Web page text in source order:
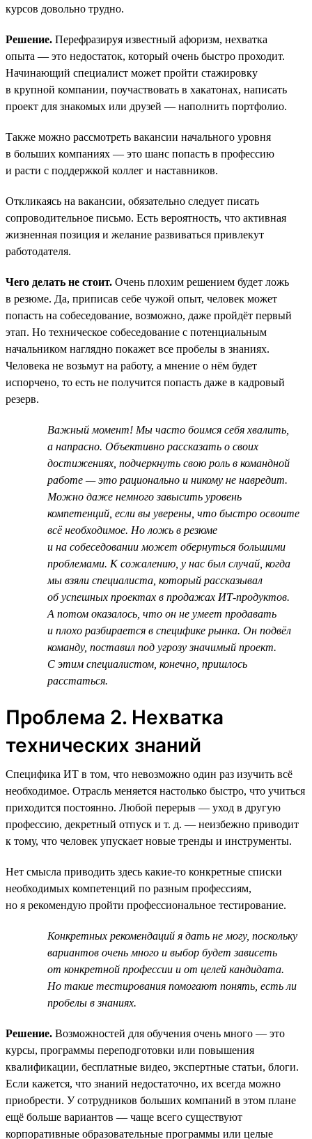
курсов довольно трудно.
Решение. Перефразируя известный афоризм, нехватка
опыта — это недостаток, который очень быстро проходит.
Начинающий специалист может пройти стажировку
в крупной компании, поучаствовать в хакатонах, написать
проект для знакомых или друзей — наполнить портфолио.
Также можно рассмотреть вакансии начального уровня
в больших компаниях — это шанс попасть в профессию
и расти с поддержкой коллег и наставников.
Откликаясь на вакансии, обязательно следует писать
сопроводительное письмо. Есть вероятность, что активная
жизненная позиция и желание развиваться привлекут
работодателя.
Чего делать не стоит. Очень плохим решением будет ложь
в резюме. Да, приписав себе чужой опыт, человек может
попасть на собеседование, возможно, даже пройдёт первый
этап. Но техническое собеседование с потенциальным
начальником наглядно покажет все пробелы в знаниях.
Человека не возьмут на работу, а мнение о нём будет
испорчено, то есть не получится попасть даже в кадровый
резерв.
Важный момент! Мы часто боимся себя хвалить,
а напрасно. Объективно рассказать о своих
достижениях, подчеркнуть свою роль в командной
работе — это рационально и никому не навредит.
Можно даже немного завысить уровень
компетенций, если вы уверены, что быстро освоите
всё необходимое. Но ложь в резюме
и на собеседовании может обернуться большими
проблемами. К сожалению, у нас был случай, когда
мы взяли специалиста, который рассказывал
об успешных проектах в продажах ИТ-продуктов.
А потом оказалось, что он не умеет продавать
и плохо разбирается в специфике рынка. Он подвёл
команду, поставил под угрозу значимый проект.
С этим специалистом, конечно, пришлось
расстаться.
Проблема 2. Нехватка
технических знаний
Специфика ИТ в том, что невозможно один раз изучить всё
необходимое. Отрасль меняется настолько быстро, что учиться
приходится постоянно. Любой перерыв — уход в другую
профессию, декретный отпуск и т. д. — неизбежно приводит
к тому, что человек упускает новые тренды и инструменты.
Нет смысла приводить здесь какие-то конкретные списки
необходимых компетенций по разным профессиям,
но я рекомендую пройти профессиональное тестирование.
Конкретных рекомендаций я дать не могу, поскольку
вариантов очень много и выбор будет зависеть
от конкретной профессии и от целей кандидата.
Но такие тестирования помогают понять, есть ли
пробелы в знаниях.
Решение. Возможностей для обучения очень много — это
курсы, программы переподготовки или повышения
квалификации, бесплатные видео, экспертные статьи, блоги.
Если кажется, что знаний недостаточно, их всегда можно
приобрести. У сотрудников больших компаний в этом плане
ещё больше вариантов — чаще всего существуют
корпоративные образовательные программы или целые